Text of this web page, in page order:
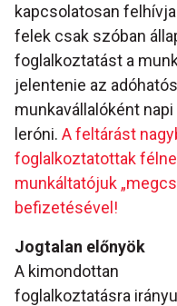
kapcsolatosan
felek csak szóban
foglalkoztatást a
jelentenie az
munkavállalóként
leróni. A feltárást
foglalkoztatottak
munkáltatójuk
befizetésével!
Jogtalan előnyök
A kimondottan
foglalkoztatásra